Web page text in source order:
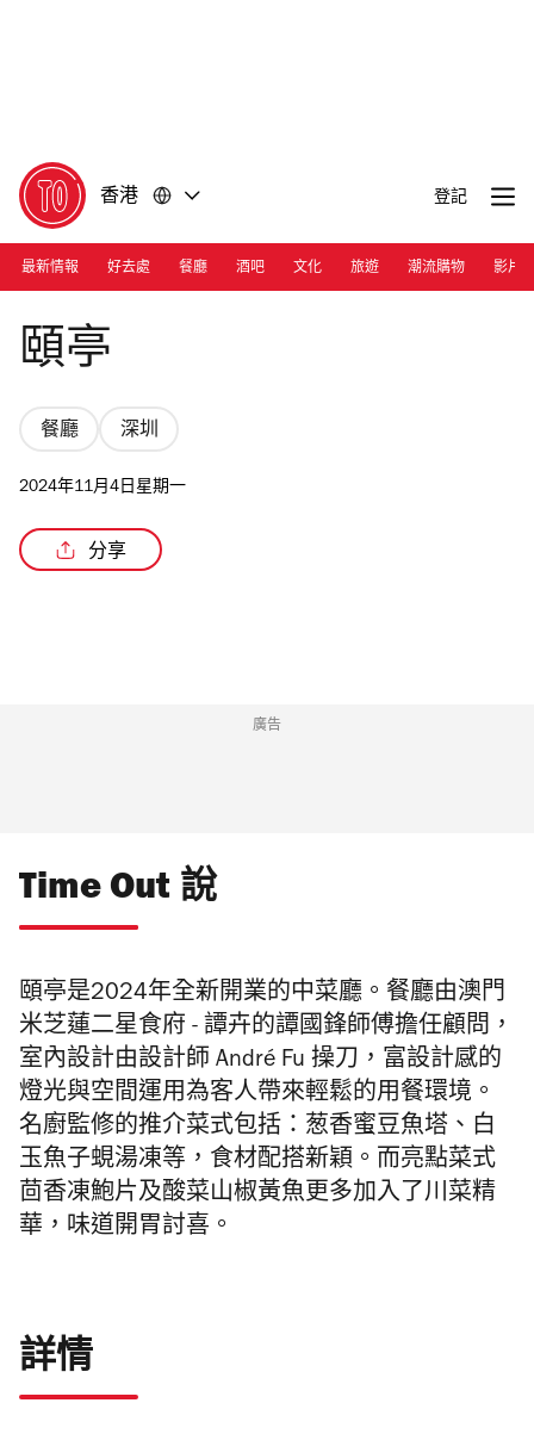
香港 登記
最新情報 好去處 餐廳 酒吧 文化 旅遊 潮流購物 影片
Photograph: Courtesy Yi Pavilion
頤亭
餐廳 深圳
2024年11月4日星期一
分享
廣告
Time Out 說
頤亭是2024年全新開業的中菜廳。餐廳由澳門
米芝蓮二星食府 - 譚卉的譚國鋒師傅擔任顧問，
室內設計由設計師 André Fu 操刀，富設計感的
燈光與空間運用為客人帶來輕鬆的用餐環境。
名廚監修的推介菜式包括：葱香蜜豆魚塔、白
玉魚子蜆湯凍等，食材配搭新穎。而亮點菜式
茴香凍鮑片及酸菜山椒黃魚更多加入了川菜精
華，味道開胃討喜。
詳情